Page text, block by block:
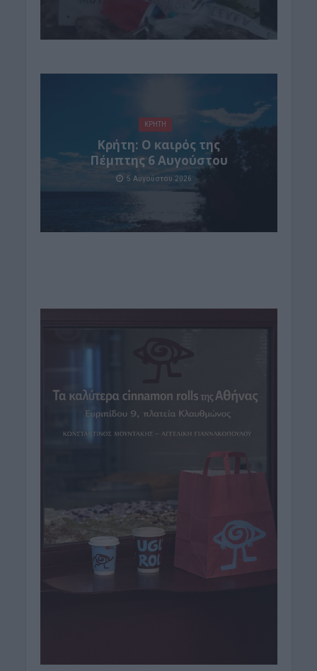
ΚΡΗΤΗ
Κρήτη: Ο καιρός της
Πέμπτης 6 Αυγούστου
5 Αυγούστου 2026